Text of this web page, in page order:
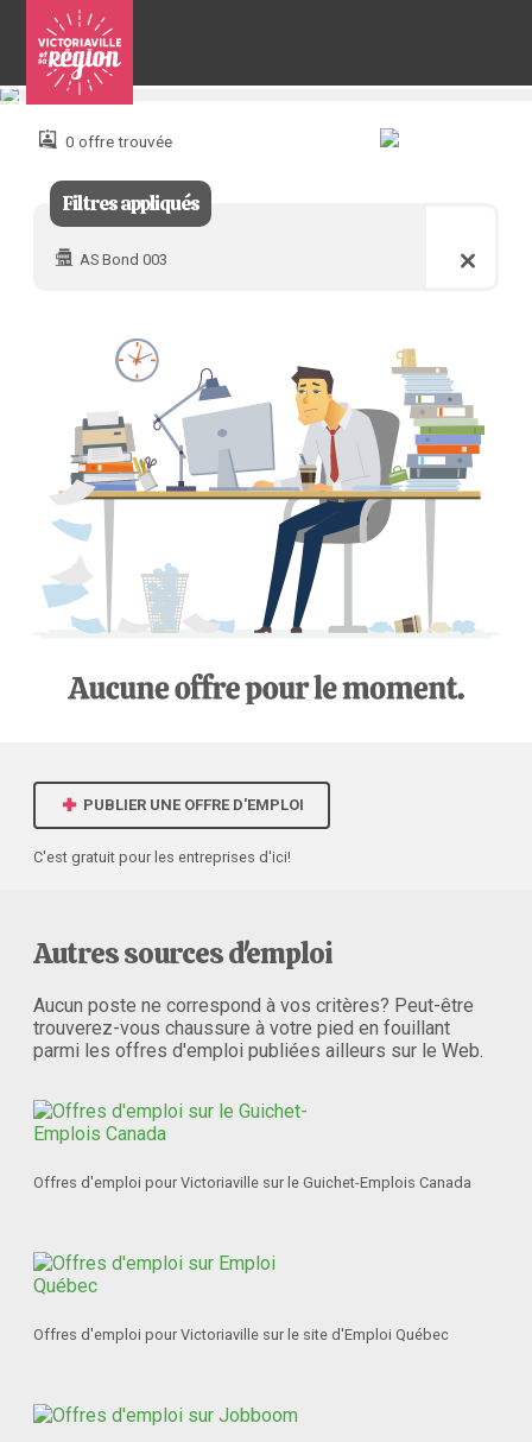
Pour
joindre 0 offre trouvée
Filtres appliqués
AS Bond 003
PUBLIER UNE OFFRE D'EMPLOI
C'est gratuit pour les entreprises d'ici!
Autres sources d'emploi
Aucun poste ne correspond à vos critères? Peut-être
trouverez-vous chaussure à votre pied en fouillant
parmi les offres d'emploi publiées ailleurs sur le Web.
Offres d'emploi pour Victoriaville sur le Guichet-Emplois Canada
Offres d'emploi pour Victoriaville sur le site d'Emploi Québec